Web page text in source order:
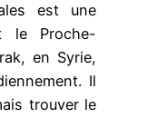
est une
le Proche-
en Syrie,
Il
trouver le